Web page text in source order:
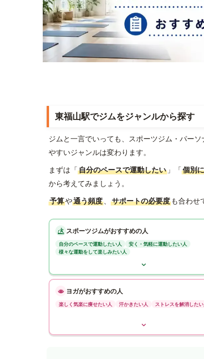
東福山駅でジムをジャンルから探す
ジムと一言でいっても、スポーツジム・パー
やすいジャンルは変わります。
まずは「自分のペースで運動したい 」「個別
から考えてみましょう。
予算や通う頻度 、 サポートの必要度 も合わせ
スポーツジムがおすすめの人
自分のペースで運動したい人
安く・気軽に運動したい人
様々な運動をして楽しみたい人
ヨガがおすすめの人
楽しく気楽に痩せたい人 汗かきたい人 ストレスを解消したい